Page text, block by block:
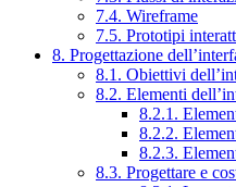
7.4. Wireframe
7.5. Prototipi
8. Progettazione
8.1. Obiettivi
8.2. Elementi
8.2.1.
8.2.2.
8.2.3.
8.3. Progettare e